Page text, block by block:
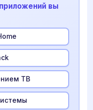
вы
ТВ